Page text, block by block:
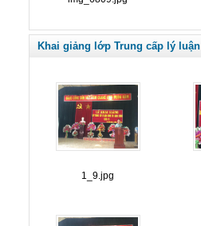
Khai giảng lớp Trung cấp lý
1_9.jpg